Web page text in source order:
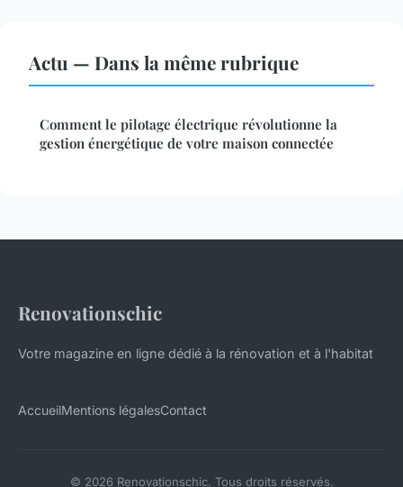
Actu — Dans la même rubrique
Comment le pilotage électrique révolutionne la
gestion énergétique de votre maison connectée
Renovationschic
Votre magazine en ligne dédié à la rénovation et à l'habitat
AccueilMentions légalesContact
© 2026 Renovationschic. Tous droits réservés.